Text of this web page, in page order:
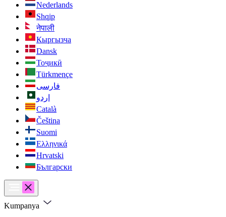
Nederlands
Shqip
नेपाली
Кыргызча
Dansk
Тоҷикӣ
Türkmençe
فارسی
اردو
Català
Čeština
Suomi
Ελληνικά
Hrvatski
Български
Kumpanya